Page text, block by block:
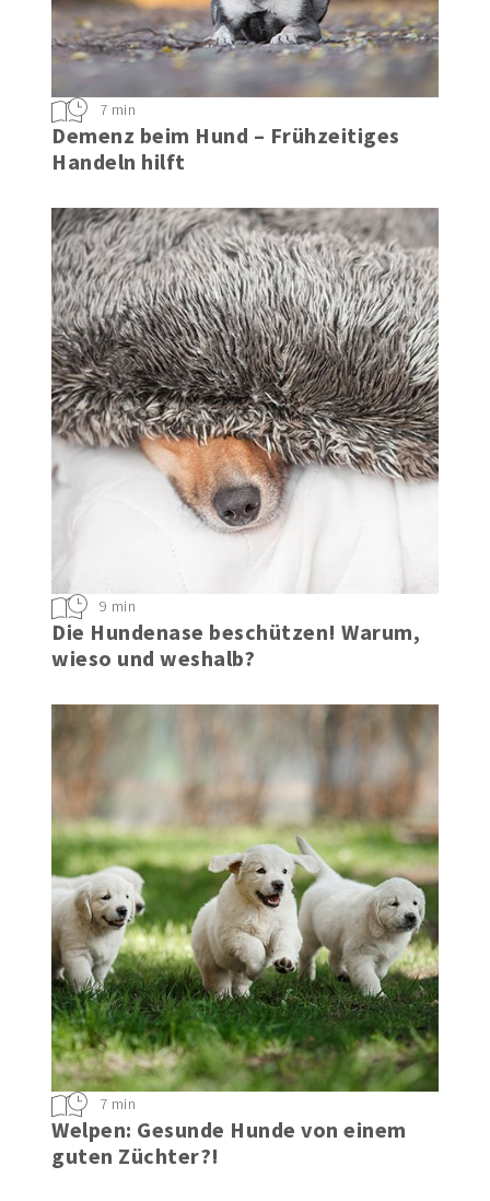
Demenz beim Hund – Frühzeitiges
Handeln hilft
7 min
Die Hundenase beschützen! Warum,
wieso und weshalb?
9 min
Welpen: Gesunde Hunde von einem
guten Züchter?!
7 min